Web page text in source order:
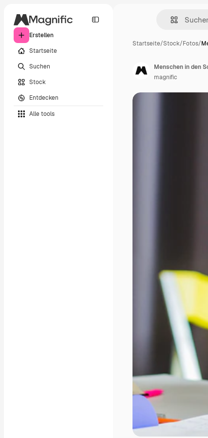
Erstellen
Startseite
Suchen
Stock
Entdecken
Alle tools
Startseite/Stock/Fotos/
Menschen in den
magnific